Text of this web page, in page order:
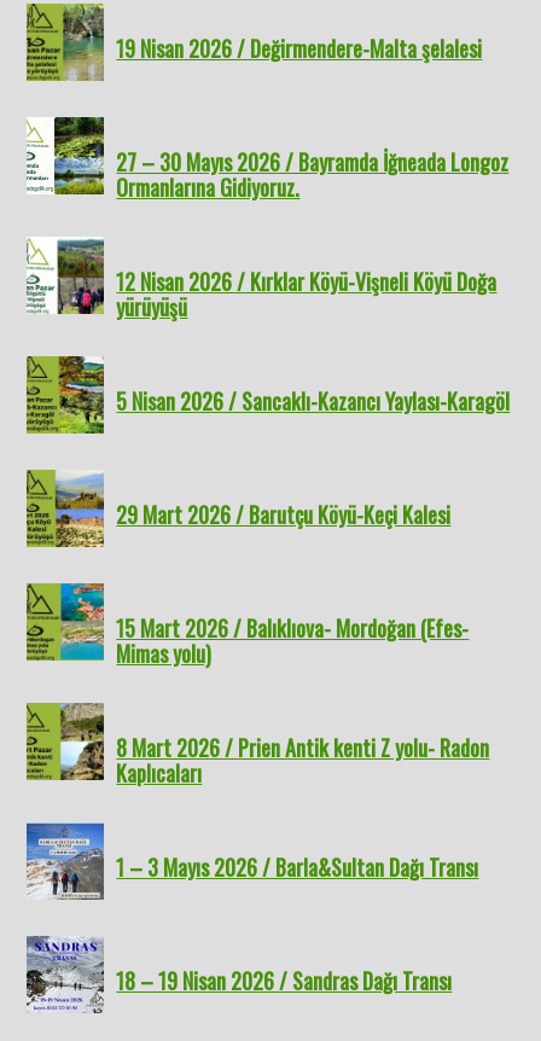
19 Nisan 2026 / Değirmendere-Malta şelalesi
27 – 30 Mayıs 2026 / Bayramda İğneada Longoz
Ormanlarına Gidiyoruz.
12 Nisan 2026 / Kırklar Köyü-Vişneli Köyü Doğa
yürüyüşü
5 Nisan 2026 / Sancaklı-Kazancı Yaylası-Karagöl
29 Mart 2026 / Barutçu Köyü-Keçi Kalesi
15 Mart 2026 / Balıklıova- Mordoğan (Efes-
Mimas yolu)
8 Mart 2026 / Prien Antik kenti Z yolu- Radon
Kaplıcaları
1 – 3 Mayıs 2026 / Barla&Sultan Dağı Transı
18 – 19 Nisan 2026 / Sandras Dağı Transı